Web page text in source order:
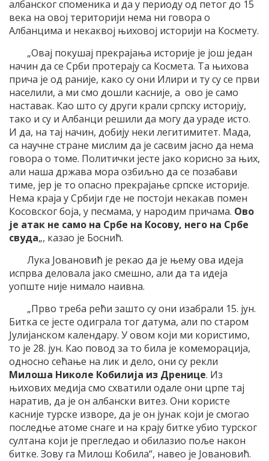
албанског споменика и да у периоду од петог до 15
века на овој територији нема ни говора о
Албанцима и некаквој њиховој историји на Космету.
„Овај покушај прекрајања историје је још један
начин да се Срби протерају са Космета. Та њихова
прича је од раније, како су они Илири и ту су се први
населили, а ми смо дошли касније, а ово је само
наставак. Као што су други крали српску историју,
тако и су и Албанци решили да могу да ураде исто.
И да, на тај начин, добију неки легитимитет. Мада,
са научне стране мислим да је сасвим јасно да нема
говора о томе. Политички јесте јако корисно за њих,
али наша држава мора озбиљно да се позабави
тиме, јер је то опасно прекрајање српске историје.
Нема краја у Србији где не постоји некакав помен
Косовског боја, у песмама, у народим причама. Ово
је атак не само на Србе на Косову, него на Србе
свуда„, казао је Боснић.
Лука Јовановић је рекао да је њему ова идеја
испрва деловала јако смешно, али да та идеја
уопште није нимало наивна.
„Прво треба рећи зашто су они изабрали 15. јун.
Битка се јесте одиграла тог датума, али по старом
Јулијанском календару. У овом који ми користимо,
то је 28. јун. Као повод за то била је комеморација,
односно сећање на лик и дело, они су рекли
Милоша Николе Кобилија из Дренице. Из
њихових медија смо схватили одале они црпе тај
наратив, да је он албански витез. Они користе
касније турске изворе, да је он јунак који је смогао
последње атоме снаге и на крају битке убио турског
султана који је прегледао и обилазио поље након
битке. Зову га Милош Кобила“, навео је Јовановић.